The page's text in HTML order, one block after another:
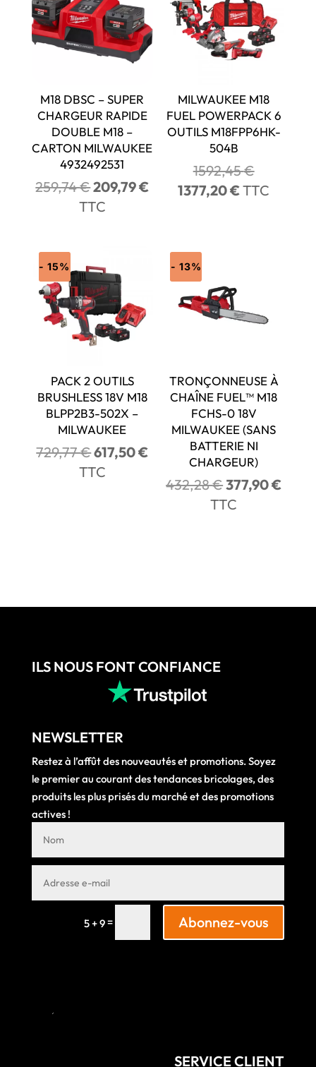
M18 DBSC – SUPER
CHARGEUR RAPIDE
DOUBLE M18 –
CARTON MILWAUKEE
4932492531
259,74€Le
prix
209,79€Le
209,79 €.
TTC
MILWAUKEE M18
FUEL POWERPACK 6
OUTILS M18FPP6HK-
504B
1592,45€Le
prix
1377,20€Le
TTC
- 15%
PACK 2 OUTILS
BRUSHLESS 18V M18
BLPP2B3-502X –
MILWAUKEE
729,77€Le
prix
617,50€Le
actuel
TTC
- 13%
TRONÇONNEUSE À
CHAÎNE FUEL™ M18
FCHS-0 18V
MILWAUKEE (SANS
BATTERIE NI
CHARGEUR)
432,28€Le
prix
377,90€Le
TTC
ILS NOUS FONT CONFIANCE
NEWSLETTER
Restez à l’affût des nouveautés et promotions. Soyez
le premier au courant des tendances bricolages, des
produits les plus prisés du marché et des promotions
actives !
5 + 9= Abonnez-vous
SERVICE CLIENT